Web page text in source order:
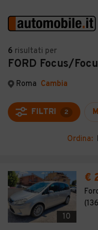
Auto
Auto usate
Auto Km 0
Auto Nuove
Noleggio a lungo
Moto
Camper
Veicoli Commerciali
VENDI
MAGAZINE
ACCEDI
6 risultati per
FORD Focus/
Roma Cambia
FILTRI 2
Ordina:
10
€